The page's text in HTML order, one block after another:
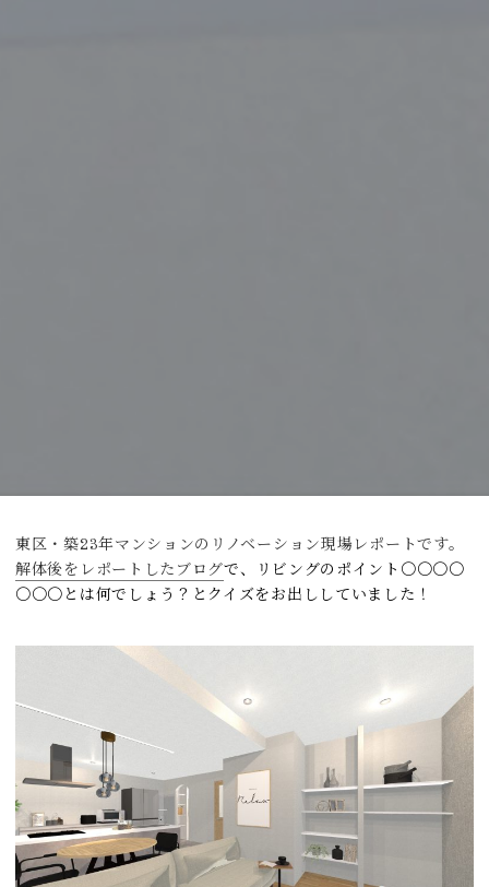
東区・築23年マンションのリノベーション現場レポートです。
解体後をレポートしたブログで、リビングのポイント〇〇〇〇
〇〇〇とは何でしょう？とクイズをお出ししていました！